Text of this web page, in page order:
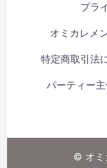
プラ
オミカレメ
特定商取引法
パーティー
© オミ